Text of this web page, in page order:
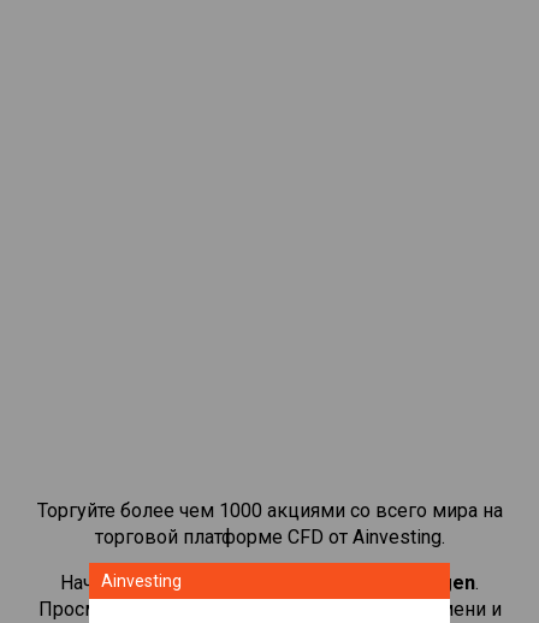
Торгуйте более чем 1000 акциями со всего мира на
торговой платформе CFD от Ainvesting.
Начать торговать CFD-контрактами на
Amgen.
Просматривайте котировки в реальном времени и
Ainvesting